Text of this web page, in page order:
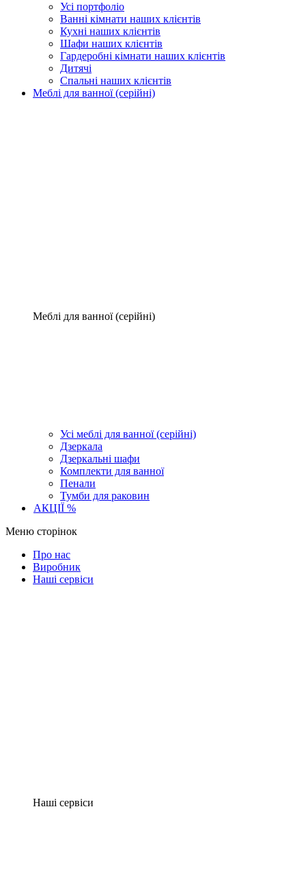
Усі портфоліо
Ванні кімнати наших клієнтів
Кухні наших клієнтів
Шафи наших клієнтів
Гардеробні кімнати наших клієнтів
Дитячі
Спальні наших клієнтів
Меблі для ванної (серійні)
Меблі для ванної (серійні)
Усі меблі для ванної (серійні)
Дзеркала
Дзеркальні шафи
Комплекти для ванної
Пенали
Тумби для раковин
АКЦІЇ %
Меню сторінок
Про нас
Виробник
Наші сервіси
Наші сервіси